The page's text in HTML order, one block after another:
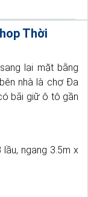
Thời
lại mặt bằng
nhà là chợ Đa
bãi giữ ô tô gần
ngang 3.5m x